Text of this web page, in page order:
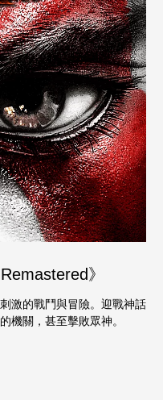
》
激的戰鬥與冒險。迎戰神話
機關，甚至擊敗眾神。